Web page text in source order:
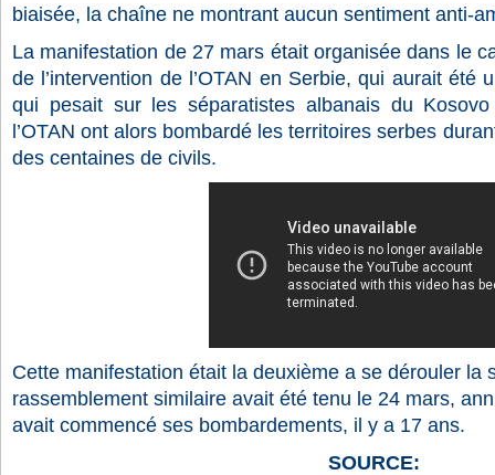
biaisée, la chaîne ne montrant aucun sentiment anti-
La manifestation de 27 mars était organisée dans le
de l’intervention de l’OTAN en Serbie, qui aurait été
qui pesait sur les séparatistes albanais du
l’OTAN ont alors bombardé les territoires serbes
des centaines de civils.
Cette manifestation était la deuxième a se dérouler la
rassemblement similaire avait été tenu le 24 mars,
avait commencé ses bombardements, il y a 17 ans.
SOURCE: